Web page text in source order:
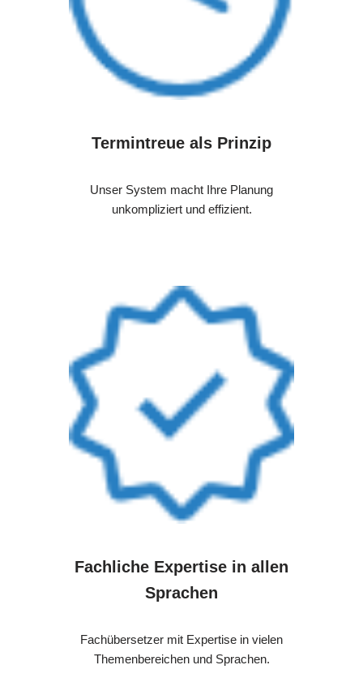
Termintreue als Prinzip
Unser System macht Ihre Planung
unkompliziert und effizient.
Fachliche Expertise in allen
Sprachen
Fachübersetzer mit Expertise in vielen
Themenbereichen und Sprachen.